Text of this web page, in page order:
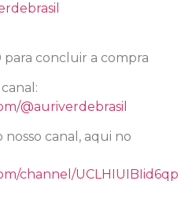
para concluir a compra
@auriverdebrasil
canal, aqui no
channel/UCLHIUIBIid6qp